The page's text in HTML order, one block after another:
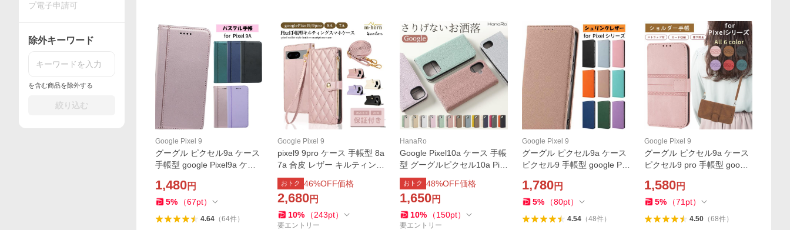
Google Pixel 9
グーグル ピクセル9a ケース
手帳型 google Pixel9a ケー
バー 手帳 カラフル シンプル
ピクセル9a 5G おしゃれ 耐
1,480円
5% （67pt）
4.64（64件）
Google Pixel 9
pixel9 9pro ケース 手帳型 8a
7a 合皮 レザー キルティング
ピクセル google グーグル
おトク 46%OFF価格
2,680円
10% （243pt）
要エントリー
HanaRo
Google Pixel10a ケース 手帳
型 グーグルピクセル10a Pix
el9a Pixel 8a Pixel10 Pixel 1
0 Pro 9 9Pro 8 スマホケース
7a 7 マグネット google バイ
カラー
おトク 48%OFF価格
1,650円
10% （150pt）
要エントリー
Google Pixel 9
グーグル ピクセル9a ケース
ピクセル9 手帳型 google Pix
ー 9pro プロ pixel9 pixel 9 a
カバー 手帳 5G 耐衝撃 スマ
1,780円
5% （80pt）
4.54（48件）
Google Pixel 9
グーグル ピクセル9a ケース
ピクセル9 pro 手帳型 google
帳 pixel9 pro スマホショルダ
ー カードショルダー カバー
1,580円
5% （71 pt）
4.50（68件）
プ電子申請可
除外キーワード
を含む商品を除外する
絞り込む